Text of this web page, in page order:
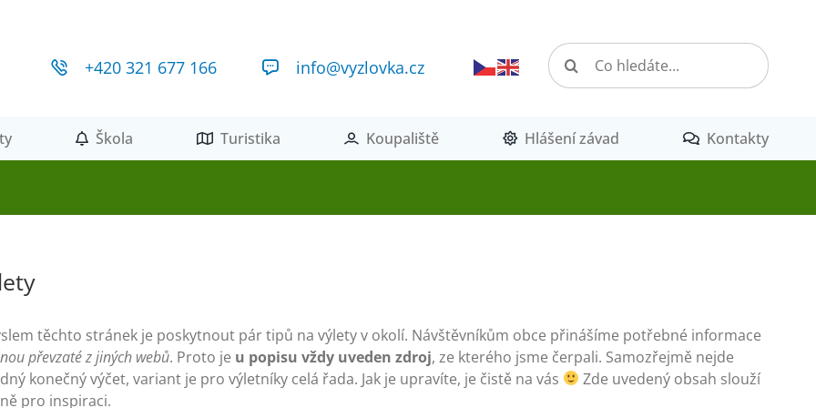
+420 321 677 166 info@vyzlovka.cz
Hledat:
Škola Turistika Koupaliště Hlášení závad Kontakty
těchto stránek je poskytnout pár tipů na výlety v okolí. Návštěvníkům obce přinášíme potřebné informace
převzaté z jiných webů. Proto je u popisu vždy uveden zdroj, ze kterého jsme čerpali. Samozřejmě nejde
konečný výčet, variant je pro výletníky celá řada. Jak je upravíte, je čistě na vás
Zde uvedený obsah slouží
pro inspiraci.